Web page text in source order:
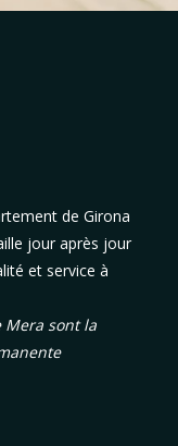
de Girona
jour après jour
et service à
Mera sont la